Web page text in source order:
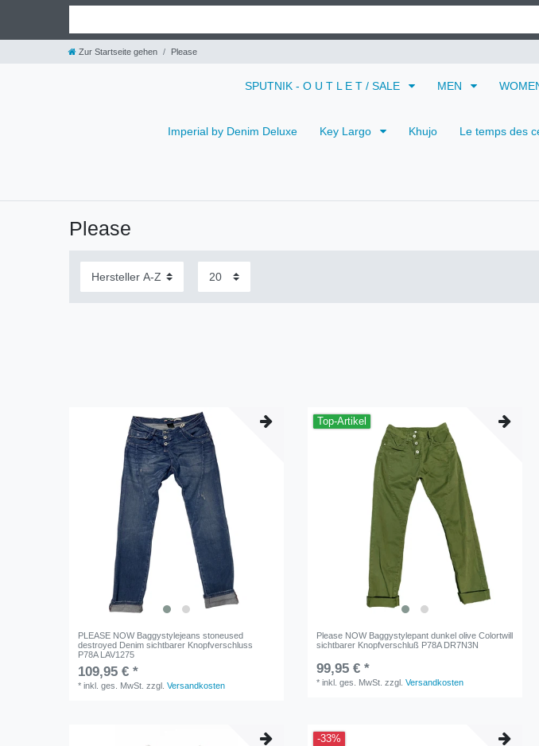
Zur Startseite gehen Please
SPUTNIK - O U T L E T / SALE MEN
Imperial by Denim Deluxe Key Largo Khujo Le temps des
Please
PLEASE NOW Baggystylejeans stoneused
destroyed Denim sichtbarer Knopfverschluss
P78A LAV1275
109,95 € *
*inkl. ges. MwSt. zzgl.Versandkosten
Top-Artikel
Please NOW Baggystylepant dunkel olive Colortwill
sichtbarer Knopfverschluß P78A DR7N3N
99,95 € *
*inkl. ges. MwSt. zzgl.Versandkosten
-33%